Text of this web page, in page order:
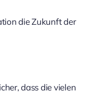
die Zukunft der
dass die vielen